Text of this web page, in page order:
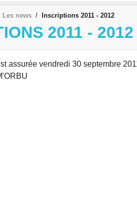
Les news Inscriptions 2011 - 2012
2011 - 2012
assurée vendredi 30 septembre